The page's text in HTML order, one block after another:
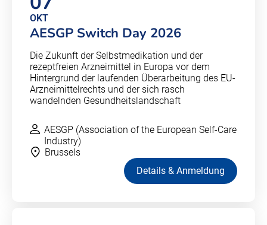
OKT
AESGP Switch Day 2026
Die Zukunft der Selbstmedikation und der
rezeptfreien Arzneimittel in Europa vor dem
Hintergrund der laufenden Überarbeitung des EU-
Arzneimittelrechts und der sich rasch
wandelnden Gesundheitslandschaft
AESGP (Association of the European Self-Care
Industry)
Brussels
Details & Anmeldung